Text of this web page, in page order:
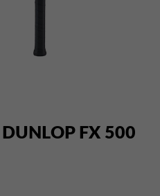
DUNLOP FX 500